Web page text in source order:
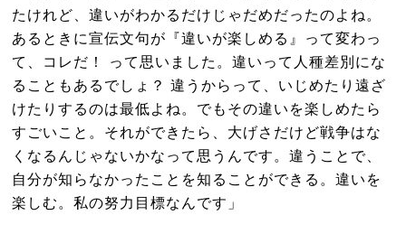
たけれど、違いがわかるだけじゃだめだったのよね。
あるときに宣伝文句が『違いが楽しめる』って変わっ
て、コレだ！ って思いました。違いって人種差別にな
ることもあるでしょ？ 違うからって、いじめたり遠ざ
けたりするのは最低よね。でもその違いを楽しめたら
すごいこと。それができたら、大げさだけど戦争はな
くなるんじゃないかなって思うんです。違うことで、
自分が知らなかったことを知ることができる。違いを
楽しむ。私の努力目標なんです」